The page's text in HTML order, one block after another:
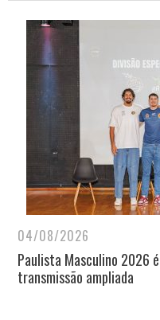
04/08/2026
Paulista Masculino 2026
transmissão ampliada